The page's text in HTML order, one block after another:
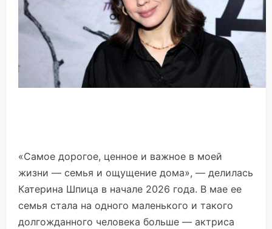
«Самое дорогое, ценное и важное в моей
жизни — семья и ощущение дома», — делилась
Катерина Шпица в начале 2026 года. В мае ее
семья стала на одного маленького и такого
долгожданного человека больше — актриса